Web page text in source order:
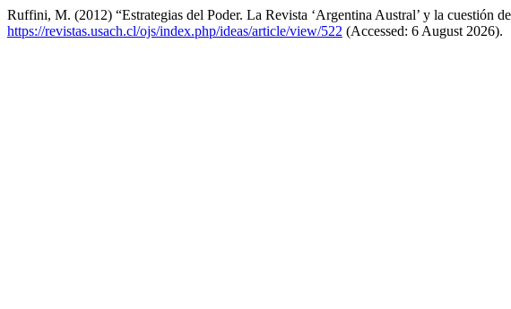
Ruffini, M. (2012) “Estrategias del Poder. La Revista ‘Argentina Austral’ y la cuestión
https://revistas.usach.cl/ojs/index.php/ideas/article/view/522 (Accessed: 6 August 2026).